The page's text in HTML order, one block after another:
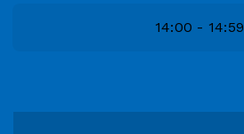
14:00 - 14:59